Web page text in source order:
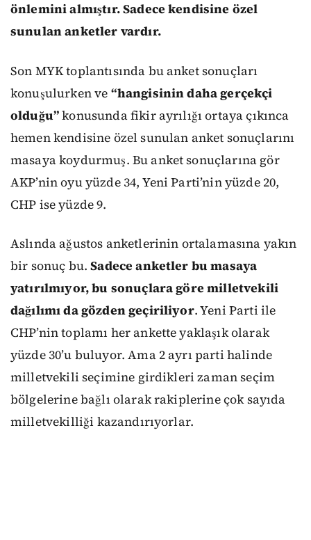
önlemini almıştır. Sadece kendisine özel
sunulan anketler vardır.
Son MYK toplantısında bu anket sonuçları
konuşulurken ve “hangisinin daha gerçekçi
olduğu”konusunda fikir ayrılığı ortaya çıkınca
hemen kendisine özel sunulan anket sonuçlarını
masaya koydurmuş. Bu anket sonuçlarına gör
AKP’nin oyu yüzde 34, Yeni Parti’nin yüzde 20,
CHP ise yüzde 9.
Aslında ağustos anketlerinin ortalamasına yakın
bir sonuç bu.Sadece anketler bu masaya
yatırılmıyor, bu sonuçlara göre milletvekili
dağılımı da gözden geçiriliyor. Yeni Parti ile
CHP’nin toplamı her ankette yaklaşık olarak
yüzde 30’u buluyor. Ama 2 ayrı parti halinde
milletvekili seçimine girdikleri zaman seçim
bölgelerine bağlı olarak rakiplerine çok sayıda
milletvekilliği kazandırıyorlar.